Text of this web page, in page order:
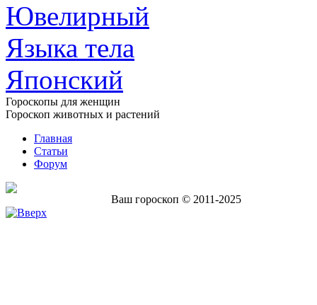
Ювелирный
Языка тела
Японский
Гороскопы для женщин
Гороскоп животных и растений
Главная
Статьи
Форум
Ваш гороскоп © 2011-2025